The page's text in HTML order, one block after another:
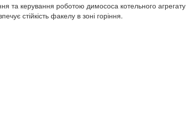
керування роботою димососа котельного
стійкість факелу в зоні горіння.